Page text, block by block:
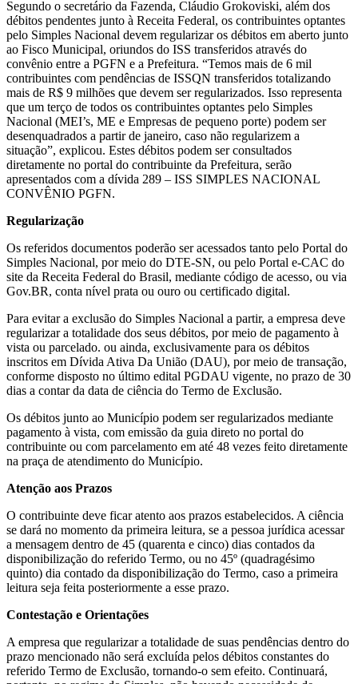
Segundo o secretário da Fazenda, Cláudio Grokoviski, além dos
débitos pendentes junto à Receita Federal, os contribuintes optantes
pelo Simples Nacional devem regularizar os débitos em aberto junto
ao Fisco Municipal, oriundos do ISS transferidos através do
convênio entre a PGFN e a Prefeitura. “Temos mais de 6 mil
contribuintes com pendências de ISSQN transferidos totalizando
mais de R$ 9 milhões que devem ser regularizados. Isso representa
que um terço de todos os contribuintes optantes pelo Simples
Nacional (MEI’s, ME e Empresas de pequeno porte) podem ser
desenquadrados a partir de janeiro, caso não regularizem a
situação”, explicou. Estes débitos podem ser consultados
diretamente no portal do contribuinte da Prefeitura, serão
apresentados com a dívida 289 – ISS SIMPLES NACIONAL
CONVÊNIO PGFN.
Regularização
Os referidos documentos poderão ser acessados tanto pelo Portal do
Simples Nacional, por meio do DTE-SN, ou pelo Portal e-CAC do
site da Receita Federal do Brasil, mediante código de acesso, ou via
Gov.BR, conta nível prata ou ouro ou certificado digital.
Para evitar a exclusão do Simples Nacional a partir, a empresa deve
regularizar a totalidade dos seus débitos, por meio de pagamento à
vista ou parcelado. ou ainda, exclusivamente para os débitos
inscritos em Dívida Ativa Da União (DAU), por meio de transação,
conforme disposto no último edital PGDAU vigente, no prazo de 30
dias a contar da data de ciência do Termo de Exclusão.
Os débitos junto ao Município podem ser regularizados mediante
pagamento à vista, com emissão da guia direto no portal do
contribuinte ou com parcelamento em até 48 vezes feito diretamente
na praça de atendimento do Município.
Atenção aos Prazos
O contribuinte deve ficar atento aos prazos estabelecidos. A ciência
se dará no momento da primeira leitura, se a pessoa jurídica acessar
a mensagem dentro de 45 (quarenta e cinco) dias contados da
disponibilização do referido Termo, ou no 45º (quadragésimo
quinto) dia contado da disponibilização do Termo, caso a primeira
leitura seja feita posteriormente a esse prazo.
Contestação e Orientações
A empresa que regularizar a totalidade de suas pendências dentro do
prazo mencionado não será excluída pelos débitos constantes do
referido Termo de Exclusão, tornando-o sem efeito. Continuará,